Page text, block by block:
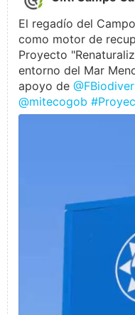
El regadío del
como motor de
Proyecto
entorno del Mar
apoyo de
@mitecogob